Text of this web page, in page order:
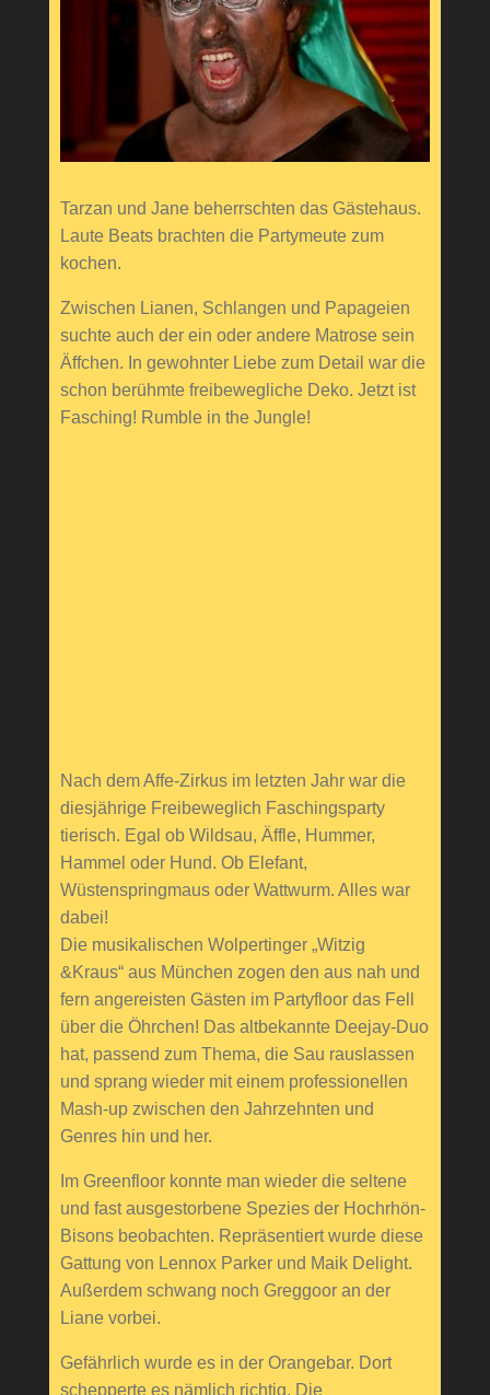
Tarzan und Jane beherrschten das Gästehaus.
Laute Beats brachten die Partymeute zum
kochen.
Zwischen Lianen, Schlangen und Papageien
suchte auch der ein oder andere Matrose sein
Äffchen. In gewohnter Liebe zum Detail war die
schon berühmte freibewegliche Deko. Jetzt ist
Fasching! Rumble in the Jungle!
Nach dem Affe-Zirkus im letzten Jahr war die
diesjährige Freibeweglich Faschingsparty
tierisch. Egal ob Wildsau, Äffle, Hummer,
Hammel oder Hund. Ob Elefant,
Wüstenspringmaus oder Wattwurm. Alles war
dabei!
Die musikalischen Wolpertinger „Witzig
&Kraus“ aus München zogen den aus nah und
fern angereisten Gästen im Partyfloor das Fell
über die Öhrchen! Das altbekannte Deejay-Duo
hat, passend zum Thema, die Sau rauslassen
und sprang wieder mit einem professionellen
Mash-up zwischen den Jahrzehnten und
Genres hin und her.
Im Greenfloor konnte man wieder die seltene
und fast ausgestorbene Spezies der Hochrhön-
Bisons beobachten. Repräsentiert wurde diese
Gattung von Lennox Parker und Maik Delight.
Außerdem schwang noch Greggoor an der
Liane vorbei.
Gefährlich wurde es in der Orangebar. Dort
schepperte es nämlich richtig. Die